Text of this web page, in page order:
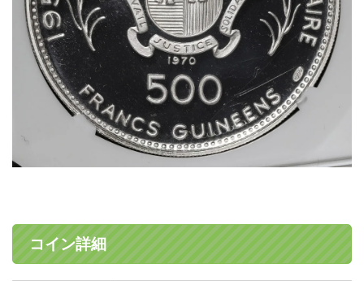
コイン詳細